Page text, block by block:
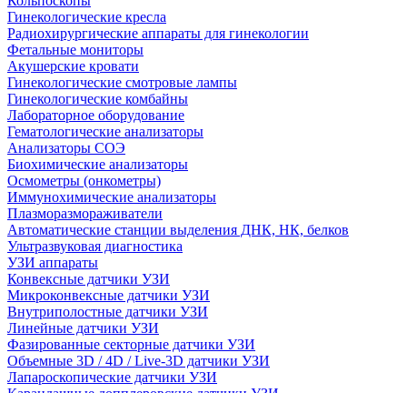
Гинекологические кресла
Радиохирургические аппараты для гинекологии
Фетальные мониторы
Акушерские кровати
Гинекологические смотровые лампы
Гинекологические комбайны
Лабораторное оборудование
Гематологические анализаторы
Анализаторы СОЭ
Биохимические анализаторы
Осмометры (онкометры)
Иммунохимические анализаторы
Плазморазмораживатели
Автоматические станции выделения ДНК, НК, белков
Ультразвуковая диагностика
УЗИ аппараты
Конвексные датчики УЗИ
Микроконвексные датчики УЗИ
Внутриполостные датчики УЗИ
Линейные датчики УЗИ
Фазированные секторные датчики УЗИ
Объемные 3D / 4D / Live-3D датчики УЗИ
Лапароскопические датчики УЗИ